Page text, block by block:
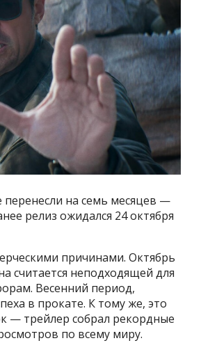
на семь месяцев —
релиз ожидался 24 октября
причинами. Октябрь
считается неподходящей для
Весенний период,
в прокате. К тому же, это
— трейлер собрал рекордные
по всему миру.